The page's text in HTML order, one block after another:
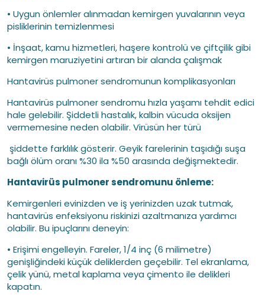
• Uygun önlemler alınmadan kemirgen yuvalarının veya
pisliklerinin temizlenmesi
• İnşaat, kamu hizmetleri, haşere kontrolü ve çiftçilik gibi
kemirgen maruziyetini artıran bir alanda çalışmak
Hantavirüs pulmoner sendromunun komplikasyonları
Hantavirüs pulmoner sendromu hızla yaşamı tehdit edici
hale gelebilir. Şiddetli hastalık, kalbin vücuda oksijen
vermemesine neden olabilir. Virüsün her türü
şiddette farklılık gösterir. Geyik farelerinin taşıdığı suşa
bağlı ölüm oranı %30 ila %50 arasında değişmektedir.
Hantavirüs pulmoner sendromunu önleme:
Kemirgenleri evinizden ve iş yerinizden uzak tutmak,
hantavirüs enfeksiyonu riskinizi azaltmanıza yardımcı
olabilir. Bu ipuçlarını deneyin:
• Erişimi engelleyin. Fareler, 1/4 inç (6 milimetre)
genişliğindeki küçük deliklerden geçebilir. Tel ekranlama,
çelik yünü, metal kaplama veya çimento ile delikleri
kapatın.